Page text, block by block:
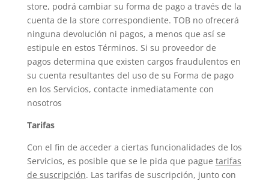
store, podrá cambiar su forma de pago a través de la
cuenta de la store correspondiente. TOB no ofrecerá
ninguna devolución ni pagos, a menos que así se
estipule en estos Términos. Si su proveedor de
pagos determina que existen cargos fraudulentos en
su cuenta resultantes del uso de su Forma de pago
en los Servicios, contacte inmediatamente con
nosotros
Tarifas
Con el fin de acceder a ciertas funcionalidades de los
Servicios, es posible que se le pida que pague tarifas
de suscripción. Las tarifas de suscripción, junto con